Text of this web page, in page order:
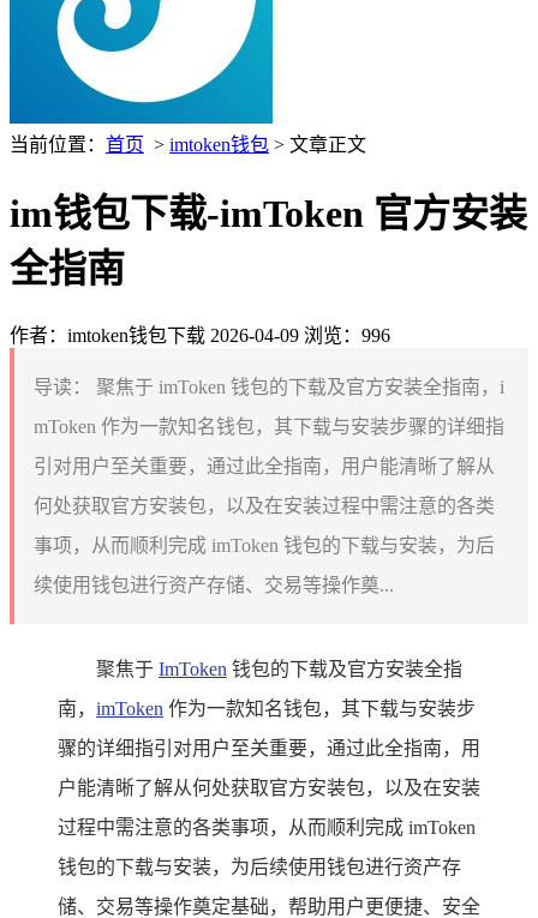
当前位置： 首页 > imtoken钱包 > 文章正文
im钱包下载-imToken 官方安装
全指南
作者：imtoken钱包下载 2026-04-09 浏览：996
导读：
聚焦于 imToken 钱包的下载及官方安装全指南，i
mToken 作为一款知名钱包，其下载与安装步骤的详细指
引对用户至关重要，通过此全指南，用户能清晰了解从
何处获取官方安装包，以及在安装过程中需注意的各类
事项，从而顺利完成 imToken 钱包的下载与安装，为后
续使用钱包进行资产存储、交易等操作奠...
聚焦于 ImToken 钱包的下载及官方安装全指
南， imToken 作为一款知名钱包，其下载与安装步
骤的详细指引对用户至关重要，通过此全指南，用
户能清晰了解从何处获取官方安装包，以及在安装
过程中需注意的各类事项，从而顺利完成 imToken
钱包的下载与安装，为后续使用钱包进行资产存
储、交易等操作奠定基础，帮助用户更便捷、安全